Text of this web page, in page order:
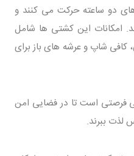
دو ساعته حرکت می کنند و
امکانات این کشتی ها شامل
شاپ و عرشه های باز برای
فرصتی است تا در فضایی امن
لذت ببرند.